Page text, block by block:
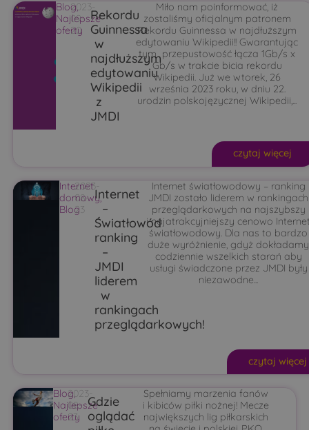
Blog,
Najlepsze
oferty
2023-
09-
20
Rekordu
Guinnessa
w
najdłuższym
edytowaniu
Wikipedii
z
JMDI
Miło nam poinformować, iż
zostaliśmy oficjalnym patronem
Rekordu Guinnessa w najdłuższym
edytowaniu Wikipedii!! Gwarantując
tym przepustowość łącza 1Gb/s x
Gb/s w trakcie bicia rekordu
Wikipedii. Już we wtorek, 26
września 2023 roku, w dniu 22.
urodzin polskojęzycznej Wikipedii,...
czytaj więcej
Internet
domowy,
Blog
2023-
08-
23
Internet
–
Światłowód
ranking
–
JMDI
liderem
w
rankingach
przeglądarkowych!
Internet światłowodowy – ranking
JMDI zostało liderem w rankingach
przeglądarkowych na najszybszy
i najatrakcyjniejszy cenowo
światłowodowy. Dla nas to bardzo
duże wyróżnienie, gdyż dokładamy
codziennie wszelkich starań aby
usługi świadczone przez JMDI były
niezawodne...
czytaj więcej
Blog,
Najlepsze
oferty
2023-
08-
23
Gdzie
oglądać
Spełniamy marzenia fanów
i kibiców piłki nożnej! Mecze
największych lig piłkarskich